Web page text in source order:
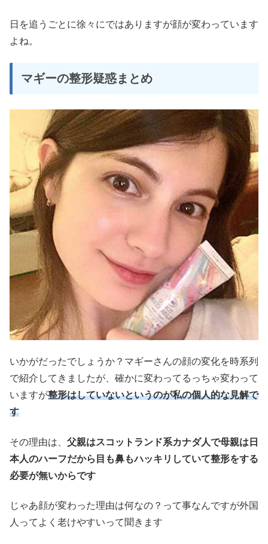
日を追うごとに徐々にではありますが顔が変わっています
よね。
マギーの整形疑惑まとめ
いかがだったでしょうか？マギーさんの顔の変化を時系列
で紹介してきましたが、確かに変わってるっちゃ変わって
いますが整形はしていないというのが私の個人的な見解で
す
その理由は、 父親はスコットランド系カナダ人で母親は日
本人のハーフだから目も鼻もハッキリしていて整形をする
必要が無いからです
じゃあ顔が変わった理由は何なの？って事なんですが外国
人ってよく老けやすいって聞きます